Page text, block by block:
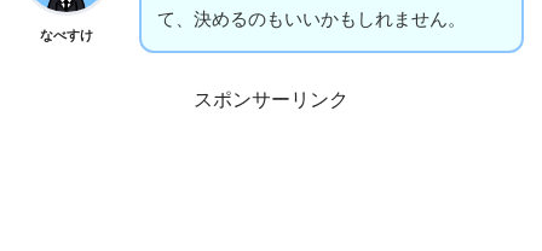
なべすけ
て、決めるのもいいかもしれません。
スポンサーリンク